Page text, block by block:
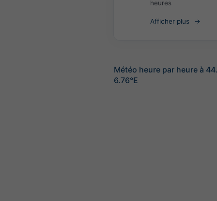
heures
Afficher plus
Météo heure par heure à
6.76°E